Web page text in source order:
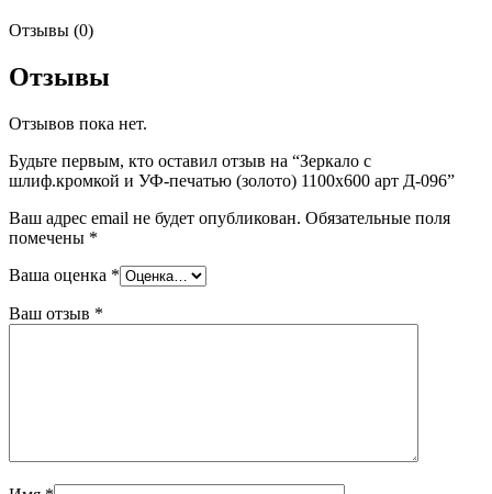
Отзывы (0)
Отзывы
Отзывов пока нет.
Будьте первым, кто оставил отзыв на “Зеркало с
шлиф.кромкой и УФ-печатью (золото) 1100х600 арт Д-096”
Ваш адрес email не будет опубликован. Обязательные поля
помечены *
Ваша оценка *
Ваш отзыв *